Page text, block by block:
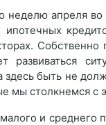
неделю апреля
ипотечных
Собственно
развиваться
здесь быть не
мы столкнемся с
и среднего